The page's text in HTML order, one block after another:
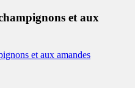
et aux